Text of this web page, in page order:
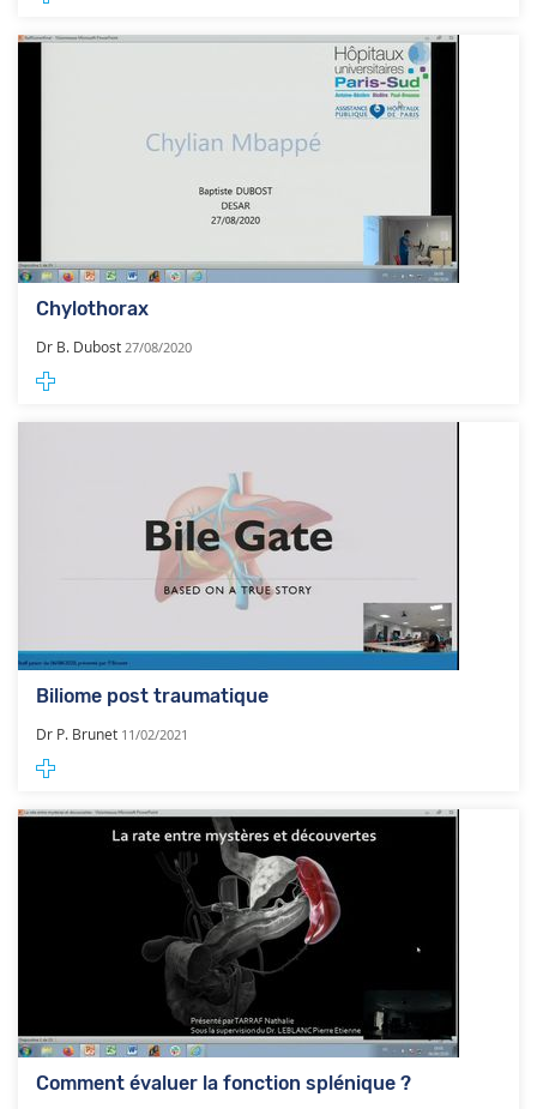
Chylothorax
Dr B. Dubost 27/08/2020
Biliome post traumatique
Dr P. Brunet 11/02/2021
Comment évaluer la fonction splénique ?